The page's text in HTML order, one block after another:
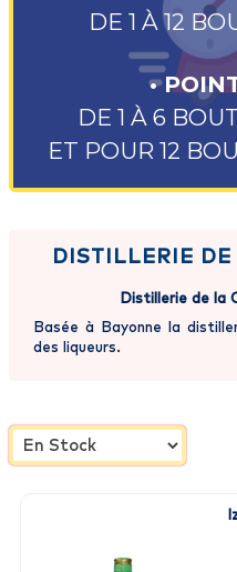
DE 1 À 12
•
DE 1 À 6
ET POUR 12
DISTILLERIE
Distillerie de la
Basée à Bayonne la
des liqueurs.